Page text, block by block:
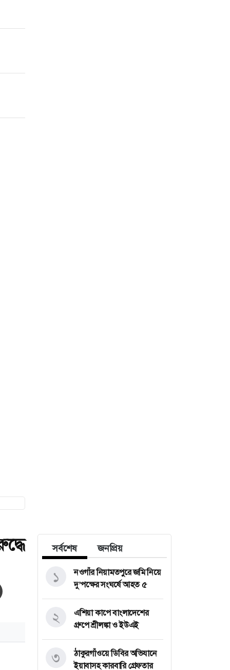
সর্বশেষ জনপ্রিয়
নওগাঁর নিয়ামতপুরে জমি নিয়ে
দু’পক্ষের সংঘর্ষে আহত ৫
১
এশিয়া কাপে বাংলাদেশের
গ্রুপে শ্রীলঙ্কা ও ইউএই
২
ঠাকুরগাঁওয়ে ডিবির অভিযানে
ইয়াবাসহ কারবারি গ্রেফতার
৩